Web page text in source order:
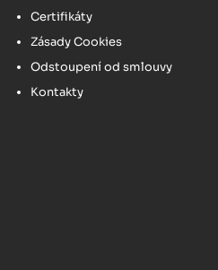
Certifikáty
Zásady Cookies
Odstoupení od smlouvy
Kontakty